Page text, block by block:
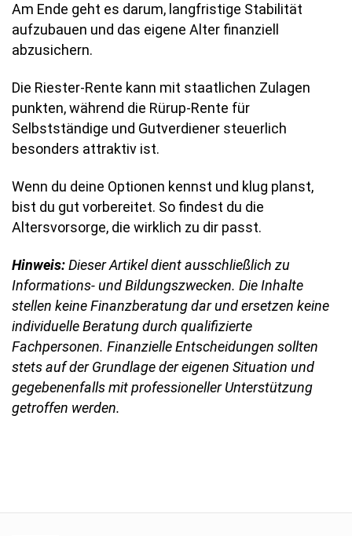
Am Ende geht es darum, langfristige Stabilität
aufzubauen und das eigene Alter finanziell
abzusichern.
Die Riester-Rente kann mit staatlichen Zulagen
punkten, während die Rürup-Rente für
Selbstständige und Gutverdiener steuerlich
besonders attraktiv ist.
Wenn du deine Optionen kennst und klug planst,
bist du gut vorbereitet. So findest du die
Altersvorsorge, die wirklich zu dir passt.
Hinweis:Dieser Artikel dient ausschließlich zu
Informations- und Bildungszwecken. Die Inhalte
stellen keine Finanzberatung dar und ersetzen keine
individuelle Beratung durch qualifizierte
Fachpersonen. Finanzielle Entscheidungen sollten
stets auf der Grundlage der eigenen Situation und
gegebenenfalls mit professioneller Unterstützung
getroffen werden.